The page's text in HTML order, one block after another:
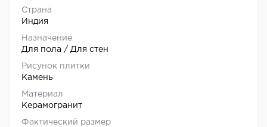
Страна
Индия
Назначение
Для пола / Для стен
Рисунок плитки
Камень
Материал
Керамогранит
Фактический размер